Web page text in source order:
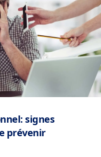
signes
prévenir